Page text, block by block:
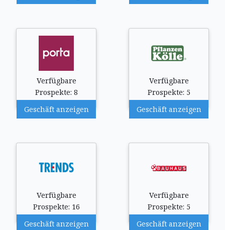
Verfügbare
Prospekte: 8
Geschäft anzeigen
Verfügbare
Prospekte: 5
Geschäft anzeigen
Verfügbare
Prospekte: 16
Geschäft anzeigen
Verfügbare
Prospekte: 5
Geschäft anzeigen